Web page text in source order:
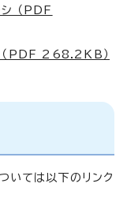
（PDF
（PDF 268.2KB）
いては以下のリンク